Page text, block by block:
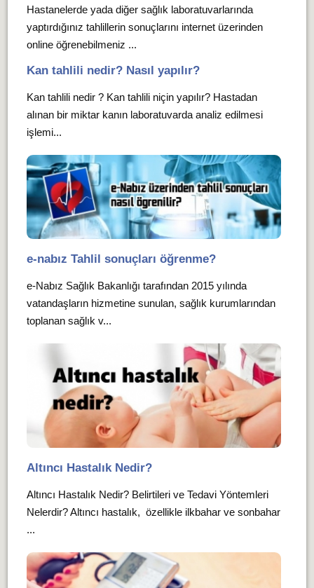
Hastanelerde yada diğer sağlık laboratuvarlarında
yaptırdığınız tahlillerin sonuçlarını internet üzerinden
online öğrenebilmeniz ...
Kan tahlili nedir? Nasıl yapılır?
Kan tahlili nedir ? Kan tahlili niçin yapılır? Hastadan
alınan bir miktar kanın laboratuvarda analiz edilmesi
işlemi...
e-nabız Tahlil sonuçları öğrenme?
e-Nabız Sağlık Bakanlığı tarafından 2015 yılında
vatandaşların hizmetine sunulan, sağlık kurumlarından
toplanan sağlık v...
Altıncı Hastalık Nedir?
Altıncı Hastalık Nedir? Belirtileri ve Tedavi Yöntemleri
Nelerdir? Altıncı hastalık, özellikle ilkbahar ve sonbahar
...